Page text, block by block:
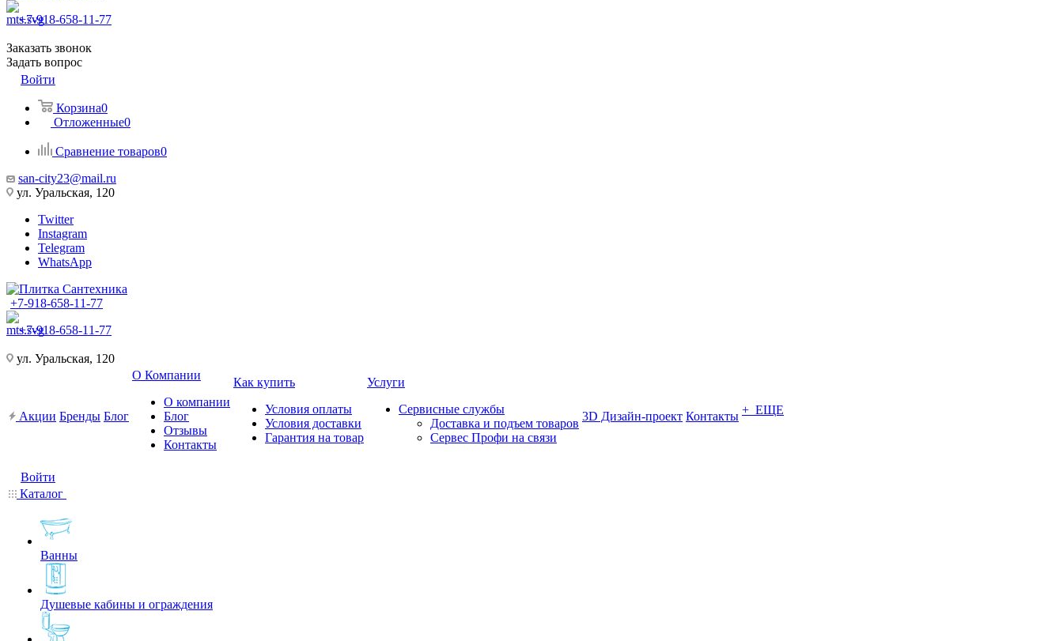
+7-918-658-11-77
Заказать звонок
Задать вопрос
Войти
Корзина0
Отложенные0
Сравнение товаров0
san-city23@mail.ru
ул. Уральская, 120
Twitter
Instagram
Telegram
WhatsApp
+7-918-658-11-77
+7-918-658-11-77
ул. Уральская, 120
Акции Бренды Блог
О Компании
О компании
Блог
Отзывы
Контакты
Как купить
Условия оплаты
Условия доставки
Гарантия на товар
Услуги
Сервисные службы
Доставка и подъем товаров
Сервес Профи на связи
3D Дизайн-проект Контакты + ЕЩЕ
Войти
Каталог
Ванны
Душевые кабины и ограждения